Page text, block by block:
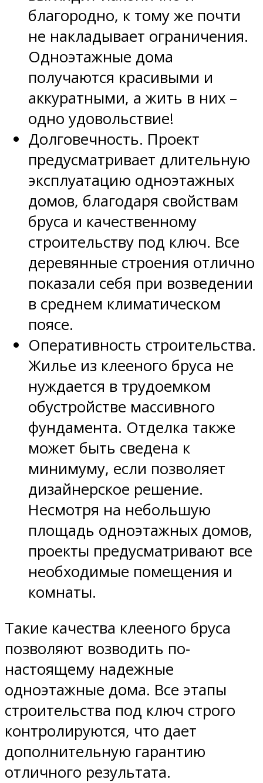
благородно, к тому же почти
не накладывает ограничения.
Одноэтажные дома
получаются красивыми и
аккуратными, а жить в них –
одно удовольствие!
Долговечность. Проект
предусматривает длительную
эксплуатацию одноэтажных
домов, благодаря свойствам
бруса и качественному
строительству под ключ. Все
деревянные строения отлично
показали себя при возведении
в среднем климатическом
поясе.
Оперативность строительства.
Жилье из клееного бруса не
нуждается в трудоемком
обустройстве массивного
фундамента. Отделка также
может быть сведена к
минимуму, если позволяет
дизайнерское решение.
Несмотря на небольшую
площадь одноэтажных домов,
проекты предусматривают все
необходимые помещения и
комнаты.
Такие качества клееного бруса
позволяют возводить по-
настоящему надежные
одноэтажные дома. Все этапы
строительства под ключ строго
контролируются, что дает
дополнительную гарантию
отличного результата.